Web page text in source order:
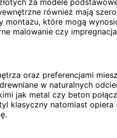
również mają
które mogą
malowanie czy
oraz preferencjami
w naturalnych
jak metal czy beton
klasyczny natomiast